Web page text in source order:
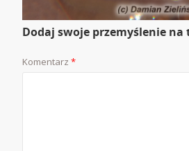
Dodaj swoje przemyślenie
Komentarz*